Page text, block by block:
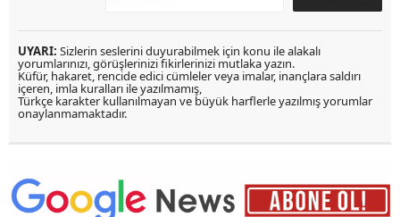
UYARI: Sizlerin seslerini duyurabilmek için konu ile alakalı
yorumlarınızı, görüşlerinizi fikirlerinizi mutlaka yazın.
Küfür, hakaret, rencide edici cümleler veya imalar, inançlara saldırı
içeren, imla kuralları ile yazılmamış,
Türkçe karakter kullanılmayan ve büyük harflerle yazılmış yorumlar
onaylanmamaktadır.